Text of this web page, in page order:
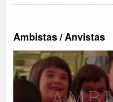
Ambistas / Anvistas